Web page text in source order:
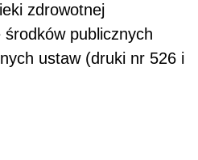
zdrowotnej
publicznych
ustaw (druki nr 526 i